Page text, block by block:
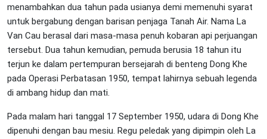
menambahkan dua tahun pada usianya demi memenuhi syarat
untuk bergabung dengan barisan penjaga Tanah Air. Nama La
Van Cau berasal dari masa-masa penuh kobaran api perjuangan
tersebut. Dua tahun kemudian, pemuda berusia 18 tahun itu
terjun ke dalam pertempuran bersejarah di benteng Dong Khe
pada Operasi Perbatasan 1950, tempat lahirnya sebuah legenda
di ambang hidup dan mati.
Pada malam hari tanggal 17 September 1950, udara di Dong Khe
dipenuhi dengan bau mesiu. Regu peledak yang dipimpin oleh La